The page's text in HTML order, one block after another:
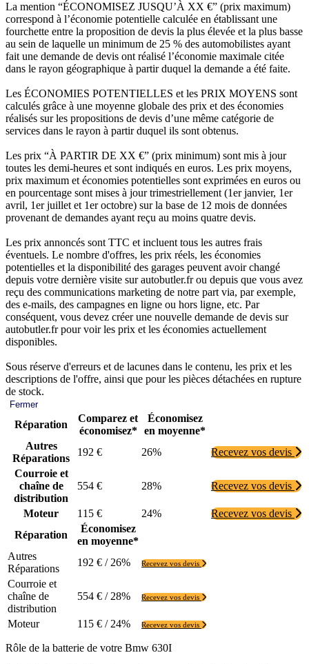
La mention “ÉCONOMISEZ JUSQU’À XX €” (prix maximum)
correspond à l’économie potentielle calculée en établissant une
fourchette entre la proposition de devis la plus élevée et la plus basse
au sein de laquelle un minimum de 25 % des automobilistes ayant
fait une demande de devis ont réalisé l’économie maximale citée
dans le rayon géographique à partir duquel la demande a été faite.
Les ÉCONOMIES POTENTIELLES et les PRIX MOYENS sont
calculés grâce à une moyenne globale des prix et des économies
réalisés sur les propositions de devis d’une même catégorie de
services dans le rayon à partir duquel ils sont obtenus.
Les prix “À PARTIR DE XX €” (prix minimum) sont mis à jour
toutes les demi-heures et sont indiqués en euros. Les prix moyens,
prix maximum et économies potentielles sont exprimées en euros ou
en pourcentage sont mises à jour trimestriellement (1er janvier, 1er
avril, 1er juillet et 1er octobre) sur la base de 12 mois de données
provenant de demandes ayant reçu au moins quatre devis.
Les prix annoncés sont TTC et incluent tous les autres frais
éventuels. Le nombre d'offres, les prix réels, les économies
potentielles et la disponibilité des garages peuvent avoir changé
depuis votre dernière visite sur autobutler.fr ou depuis que vous avez
reçu des communications marketing de notre part via, par exemple,
des e-mails, des campagnes en ligne ou hors ligne, etc. Par
conséquent, vous devez créer une nouvelle demande de devis sur
autobutler.fr pour voir les prix et les économies actuellement
disponibles.
Sous réserve d'erreurs et de lacunes dans le contenu, les prix et les
descriptions de l'offre, ainsi que pour les pièces détachées en rupture
de stock.
Fermer
Réparation
Comparez et
économisez*
Économisez
en moyenne*
Autres
Réparations
192 € 26%
Recevez vos devis
Courroie et
chaîne de
distribution
554 € 28% Recevez vos devis
Moteur 115 € 24%
Recevez vos devis
Réparation
Économisez
en moyenne*
Autres
Réparations
192 € / 26% Recevez vos devis
Courroie et
chaîne de
distribution
554 € / 28% Recevez vos devis
Moteur 115 € / 24% Recevez vos devis
Rôle de la batterie de votre Bmw 630I